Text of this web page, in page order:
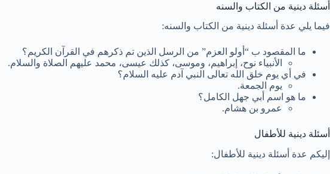
أسئلة دينية من الكتاب والسنه
فيما يلي عدة أسئلة دينية من الكتاب والسنه:
ما المقصود ب “أولو العزم” من الرسل الذين تم ذكرهم في القرآن الكريم؟
الأنبياء نوح، إبراهيم، وموسى، كذلك عيسى، محمد عليهم الصلاة والسلام.
في أي يوم خلق الله تعالى النبي آدم عليه السلام؟
يوم الجمعة.
ما هو اسم أبي جهل الكامل؟
عمرو بن هشام.
أسئلة دينية للأطفال
إليكم عدة أسئلة دينية للأطفال: